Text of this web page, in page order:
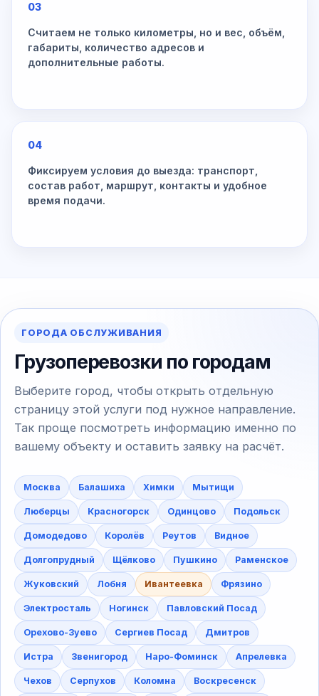
03
Считаем не только километры, но и вес, объём,
габариты, количество адресов и
дополнительные работы.
04
Фиксируем условия до выезда: транспорт,
состав работ, маршрут, контакты и удобное
время подачи.
ГОРОДА ОБСЛУЖИВАНИЯ
Грузоперевозки по городам
Выберите город, чтобы открыть отдельную
страницу этой услуги под нужное направление.
Так проще посмотреть информацию именно по
вашему объекту и оставить заявку на расчёт.
Москва Балашиха Химки Мытищи
Люберцы Красногорск Одинцово Подольск
Домодедово Королёв Реутов Видное
Долгопрудный Щёлково Пушкино Раменское
Жуковский Лобня Ивантеевка Фрязино
Электросталь Ногинск Павловский Посад
Орехово-Зуево Сергиев Посад Дмитров
Истра Звенигород Наро-Фоминск Апрелевка
Чехов Серпухов Коломна Воскресенск